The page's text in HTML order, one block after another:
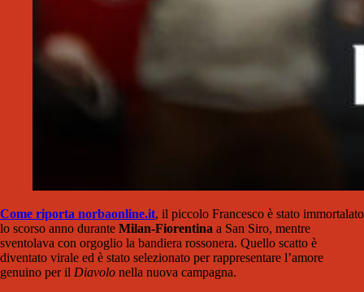
Come riporta norbaonline.it, il piccolo Francesco è stato immortalato
lo scorso anno durante Milan-Fiorentina a San Siro, mentre
sventolava con orgoglio la bandiera rossonera. Quello scatto è
diventato virale ed è stato selezionato per rappresentare l’amore
genuino per il Diavolo nella nuova campagna.